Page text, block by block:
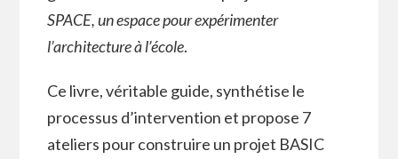
SPACE, un espace pour expérimenter
l’architecture à l’école.
Ce livre, véritable guide, synthétise le
processus d’intervention et propose 7
ateliers pour construire un projet BASIC